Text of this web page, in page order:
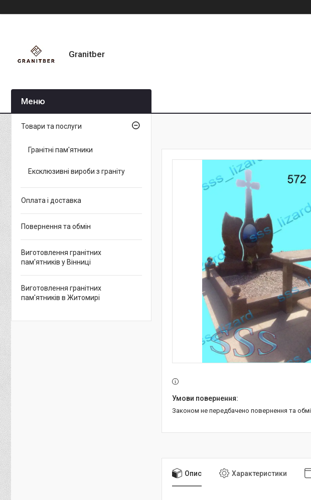
Granitber
Законом не передбачено повернення та
Опис Характеристики
Товари та послуги
Гранітні пам'ятники
Ексклюзивні вироби з граніту
Оплата і доставка
Повернення та обмін
Виготовлення гранітних
пам'ятників у Вінниці
Виготовлення гранітних
пам'ятників в Житомирі